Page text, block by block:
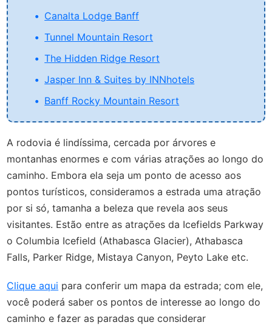
Canalta Lodge Banff
Tunnel Mountain Resort
The Hidden Ridge Resort
Jasper Inn & Suites by INNhotels
Banff Rocky Mountain Resort
A rodovia é lindíssima, cercada por árvores e
montanhas enormes e com várias atrações ao longo do
caminho. Embora ela seja um ponto de acesso aos
pontos turísticos, consideramos a estrada uma atração
por si só, tamanha a beleza que revela aos seus
visitantes. Estão entre as atrações da Icefields Parkway
o Columbia Icefield (Athabasca Glacier), Athabasca
Falls, Parker Ridge, Mistaya Canyon, Peyto Lake etc.
Clique aqui para conferir um mapa da estrada; com ele,
você poderá saber os pontos de interesse ao longo do
caminho e fazer as paradas que considerar